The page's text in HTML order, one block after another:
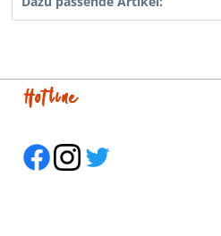
Hotline